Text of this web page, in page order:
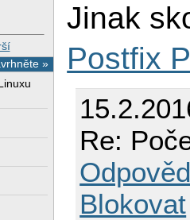
»
Jinak
Postfix
Re:
Blokovat